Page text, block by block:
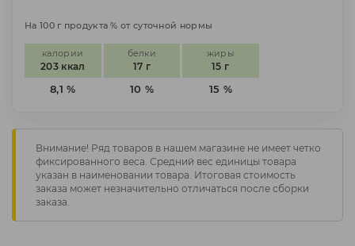
На 100 г продукта % от суточной нормы
калории
203 ккал
8,1 %
белки
17 г
10 %
жиры
15 г
15 %
Внимание! Ряд товаров в нашем магазине не имеет четко
фиксированного веса. Средний вес единицы товара
указан в наименовании товара. Итоговая стоимость
заказа может незначительно отличаться после сборки
заказа.